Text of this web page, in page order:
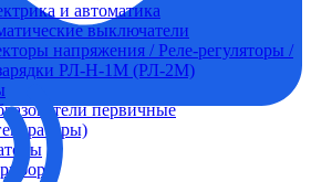
и автоматика
выключатели
напряжения / Реле-регуляторы /
РЛ-Н-1М (РЛ-2М)
первичные